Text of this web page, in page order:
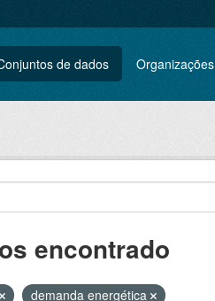
de dados Organizações
encontrado
demanda energética